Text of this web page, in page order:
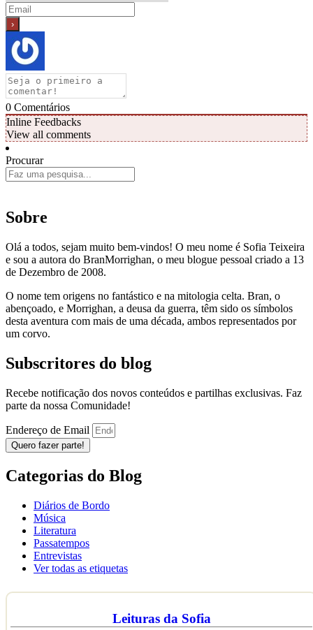
0 Comentários
Inline Feedbacks
View all comments
Procurar
Sobre
Olá a todos, sejam muito bem-vindos! O meu nome é Sofia Teixeira
e sou a autora do BranMorrighan, o meu blogue pessoal criado a 13
de Dezembro de 2008.
O nome tem origens no fantástico e na mitologia celta. Bran, o
abençoado, e Morrighan, a deusa da guerra, têm sido os símbolos
desta aventura com mais de uma década, ambos representados por
um corvo.
Subscritores do blog
Recebe notificação dos novos conteúdos e partilhas exclusivas. Faz
parte da nossa Comunidade!
Endereço de Email
Quero fazer parte!
Categorias do Blog
Diários de Bordo
Música
Literatura
Passatempos
Entrevistas
Ver todas as etiquetas
Leituras da Sofia